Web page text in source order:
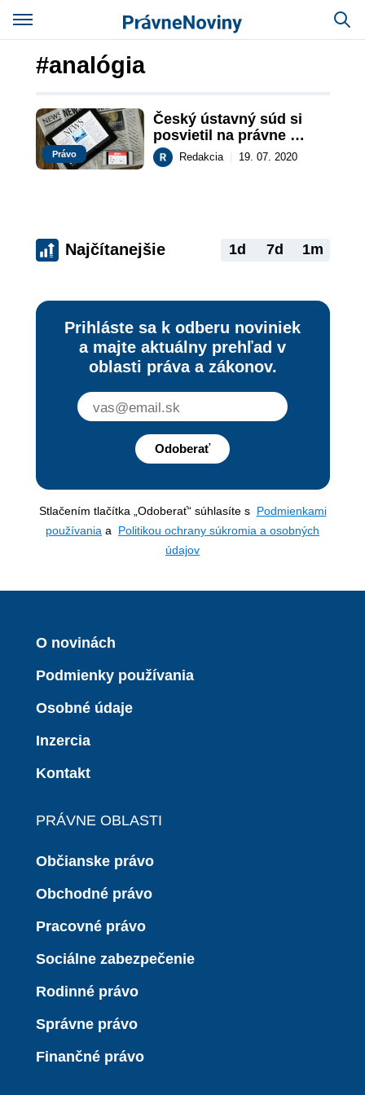
#analógia
Právo
Český ústavný súd si
posvietil na právne
záruky, ktoré poskytujú
online médiá
Redakcia 19. 07. 2020
Najčítanejšie 1d 7d 1m
Prihláste sa k odberu noviniek
a majte aktuálny prehľad v
oblasti práva a zákonov.
Odoberať
Stlačením tlačítka „Odoberať“ súhlasíte s Podmienkami
používania a Politikou ochrany súkromia a osobných
údajov
O novinách
Podmienky používania
Osobné údaje
Inzercia
Kontakt
PRÁVNE OBLASTI
Občianske právo
Obchodné právo
Pracovné právo
Sociálne zabezpečenie
Rodinné právo
Správne právo
Finančné právo